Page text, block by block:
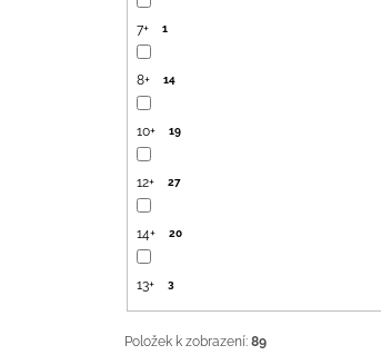
7+ 1
8+ 14
10+ 19
12+ 27
14+ 20
13+ 3
Položek k zobrazení: 89